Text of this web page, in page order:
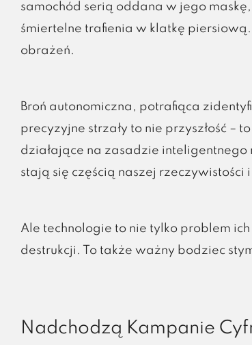
samochód serią oddana w jego
śmiertelne trafienia w klatkę
obrażeń.
Broń autonomiczna, potrafiąca
precyzyjne strzały to nie przyszłość –
działające na zasadzie inteligentnego
stają się częścią naszej rzeczywistości
Ale technologie to nie tylko problem
destrukcji. To także ważny bodziec
Nadchodzą Kampanie